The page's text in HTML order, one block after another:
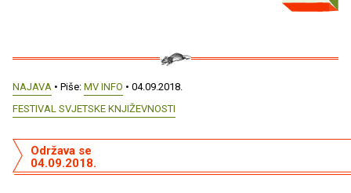
NAJAVA • Piše: MV INFO • 04.09.2018.
FESTIVAL SVJETSKE KNJIŽEVNOSTI
Održava se
04.09.2018.